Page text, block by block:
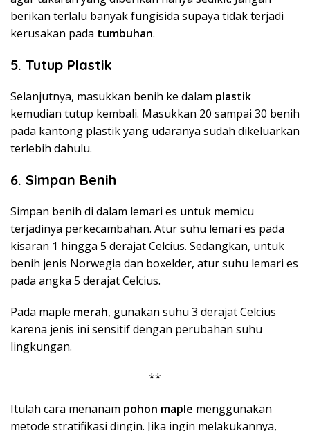
berikan terlalu banyak fungisida supaya tidak terjadi
kerusakan pada tumbuhan.
5. Tutup Plastik
Selanjutnya, masukkan benih ke dalam plastik
kemudian tutup kembali. Masukkan 20 sampai 30 benih
pada kantong plastik yang udaranya sudah dikeluarkan
terlebih dahulu.
6. Simpan Benih
Simpan benih di dalam lemari es untuk memicu
terjadinya perkecambahan. Atur suhu lemari es pada
kisaran 1 hingga 5 derajat Celcius. Sedangkan, untuk
benih jenis Norwegia dan boxelder, atur suhu lemari es
pada angka 5 derajat Celcius.
Pada maple merah, gunakan suhu 3 derajat Celcius
karena jenis ini sensitif dengan perubahan suhu
lingkungan.
**
Itulah cara menanam pohon maple menggunakan
metode stratifikasi dingin. Jika ingin melakukannya,